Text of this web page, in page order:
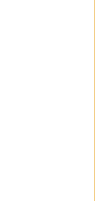
din codul